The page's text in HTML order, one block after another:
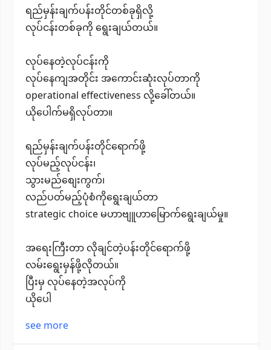
ရည်မှန်းချက်ပန်းတိုင်တစ်ခုရှိလို့
လုပ်ငန်းတစ်ခုကို ရွေးချယ်တယ်။
လုပ်နေတဲ့လုပ်ငန်းကို
လုပ်နေကျအတိုင်း အကောင်းဆုံးလုပ်တာကို
operational effectiveness လို့ခေါ်တယ်။​
ယိုပေါက်မရှိလုပ်တာ။
ရည်မှန်းချက်ပန်းတိုင်ရောက်ဖို့
လုပ်မည့်လုပ်ငန်း၊
သွားမည်စျေးကွက်၊
လည်ပတ်မည့်ပုံစံကိုရွေးချယ်တာ
strategic choice မဟာဗျူဟာမြောက်ရွေးချယ်မှု။
အရေးကြီးတာ လိုချင်တဲ့ပန်းတိုင်ရောက်ဖို့
လမ်းရွေးမှန်ဖို့လိုတယ်။
ပြီးမှ လုပ်နေတဲ့အလုပ်ကို
ယိုပေါ
see more